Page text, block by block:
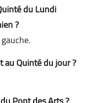
du Lundi
?
au Quinté du jour ?